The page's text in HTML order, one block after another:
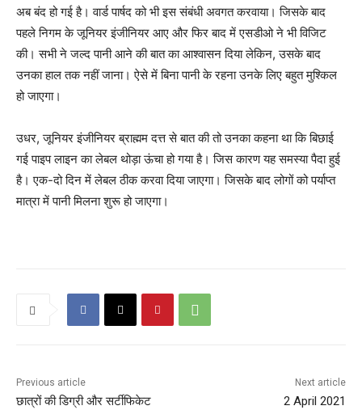
अब बंद हो गई है। वार्ड पार्षद को भी इस संबंधी अवगत करवाया। जिसके बाद
पहले निगम के जूनियर इंजीनियर आए और फिर बाद में एसडीओ ने भी विजिट
की। सभी ने जल्द पानी आने की बात का आश्वासन दिया लेकिन, उसके बाद
उनका हाल तक नहीं जाना। ऐसे में बिना पानी के रहना उनके लिए बहुत मुश्किल
हो जाएगा।
उधर, जूनियर इंजीनियर ब्राह्मम दत्त से बात की तो उनका कहना था कि बिछाई
गई पाइप लाइन का लेबल थोड़ा ऊंचा हो गया है। जिस कारण यह समस्या पैदा हुई
है। एक-दो दिन में लेबल ठीक करवा दिया जाएगा। जिसके बाद लोगों को पर्याप्त
मात्रा में पानी मिलना शुरू हो जाएगा।
Previous article
छात्रों की डिग्री और सर्टीफिकेट
Next article
2 April 2021